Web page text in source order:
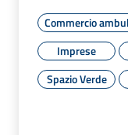
Commercio
Imprese
Spazio Verde